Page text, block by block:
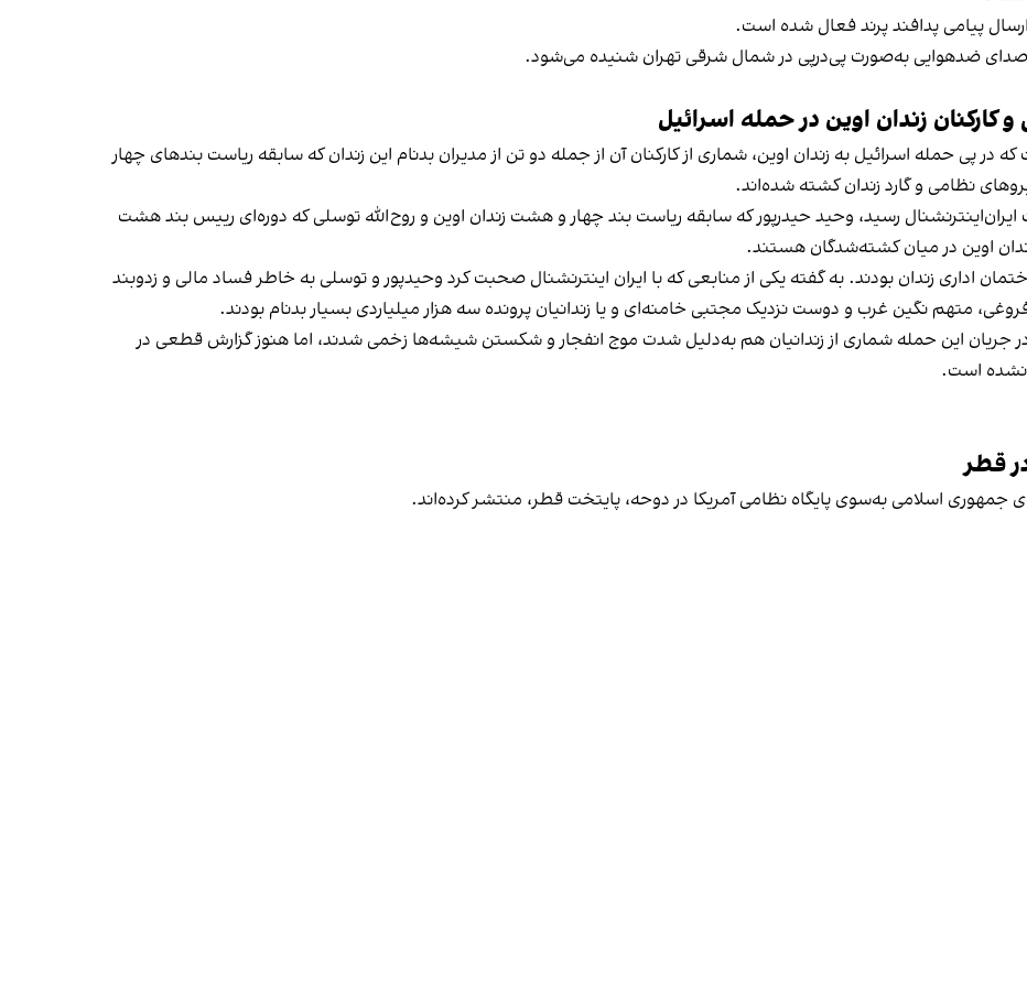
ارسال پیامی پدافند پرند فعال شده است.
زندان اوین در حمله اسرائیل
در پی حمله اسرائیل به زندان اوین، شماری از کارکنان آن از جمله دو تن از مدیران بدنام این زندان که سابقه ریاست بندهای چهار
نظامی و گارد زندان کشته شده‌اند.
رسید، وحید حیدرپور که سابقه ریاست بند چهار و هشت زندان اوین و روح‌الله توسلی که دوره‌ای رییس بند هشت
اوین در میان کشته‌شدگان هستند.
اداری زندان بودند. به گفته یکی از منابعی که با ایران اینترنشنال صحبت کرد وحیدپور و توسلی به خاطر فساد مالی و زدوبند
متهم نگین غرب و دوست نزدیک مجتبی خامنه‌ای و یا زندانیان پرونده سه هزار میلیاردی بسیار بدنام بودند.
جریان این حمله شماری از زندانیان هم به‌دلیل شدت موج انفجار و شکستن شیشه‌ها زخمی شدند، اما هنوز گزارش قطعی در
نشده است.
قطر
اسلامی به‌سوی پایگاه‌ نظامی آمریکا در دوحه، پایتخت قطر، منتشر کرده‌اند.